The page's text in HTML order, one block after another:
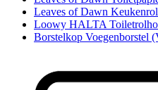
Leaves of Dawn
Loowy HALTA
Borstelkop Voegenborstel